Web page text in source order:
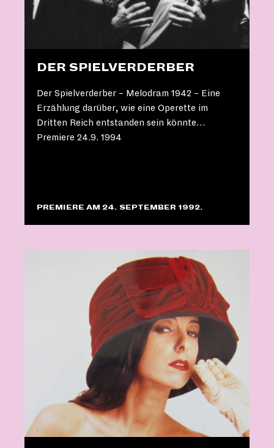
DER SPIELVERDERBER
Der Spielverderber – Melodram 1942 – Eine
Erzählung darüber, wie eine Operette im
Dritten Reich entstanden sein könnte…
Premiere 24.9. 1994
PREMIERE AM 24. SEPTEMBER 1992.